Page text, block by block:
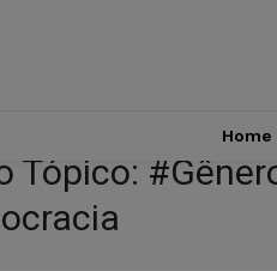
Home
Tópico: